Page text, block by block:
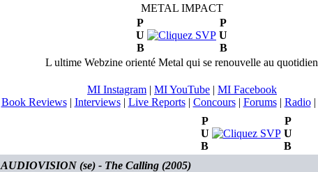
METAL IMPACT
P
U
B
P
U
B
L ultime Webzine orienté Metal qui se renouvelle au quotidien
MI Instagram | MI YouTube | MI Facebook
Book Reviews| Interviews| Live Reports| Concours| Forums| Radio|
P
U
B
P
U
B
AUDIOVISION (se) - The Calling (2005)